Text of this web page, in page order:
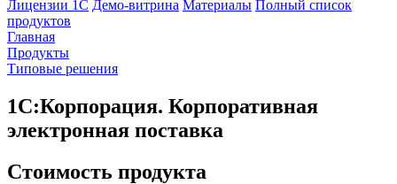
Лицензии 1C Демо-витрина Материалы Полный список
продуктов
Главная
Продукты
Типовые решения
1С:Корпорация. Корпоративная
электронная поставка
Стоимость продукта